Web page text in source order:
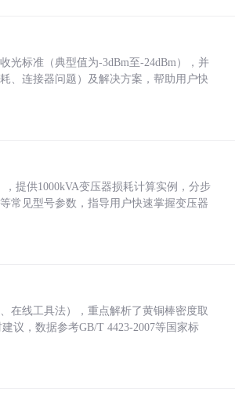
光标准（典型值为-3dBm至-24dBm），并
、连接器问题）及解决方案，帮助用户快
提供1000kVA变压器损耗计算实例，分步
常见型号参数，指导用户快速掌握变压器
在线工具法），重点解析了黄铜棒密度取
议，数据参考GB/T 4423-2007等国家标